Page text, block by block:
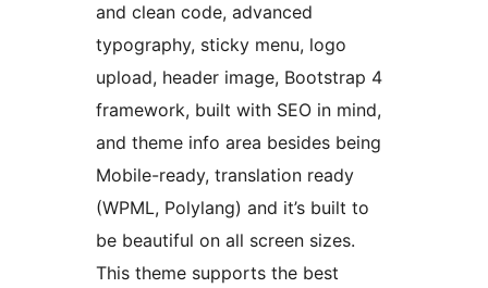
and clean code, advanced
typography, sticky menu, logo
upload, header image, Bootstrap 4
framework, built with SEO in mind,
and theme info area besides being
Mobile-ready, translation ready
(WPML, Polylang) and it’s built to
be beautiful on all screen sizes.
This theme supports the best